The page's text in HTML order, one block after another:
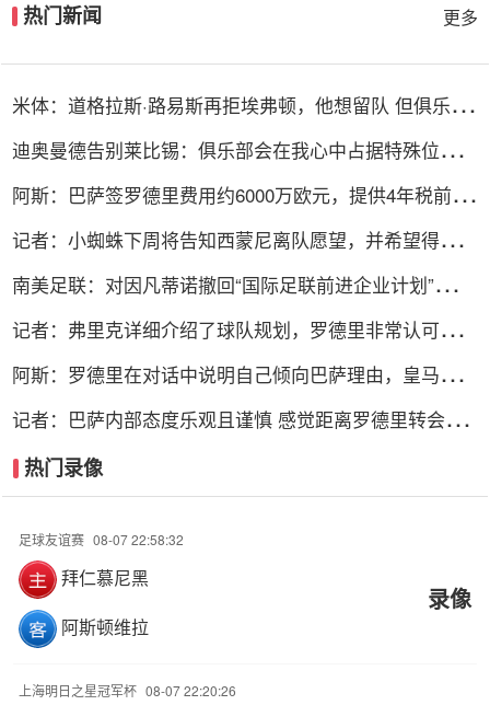
热门新闻 更多
米体：道格拉斯·路易斯再拒埃弗顿，他想留队 但俱乐部
迪奥曼德告别莱比锡：俱乐部会在我心中占据特殊位置，
阿斯：巴萨签罗德里费用约6000万欧元，提供4年税前
记者：小蜘蛛下周将告知西蒙尼离队愿望，并希望得到理
南美足联：对因凡蒂诺撤回“国际足联前进企业计划”提案
记者：弗里克详细介绍了球队规划，罗德里非常认可并选
阿斯：罗德里在对话中说明自己倾向巴萨理由，皇马对此
记者：巴萨内部态度乐观且谨慎 感觉距离罗德里转会完
热门录像
足球友谊赛 08-07 22:58:32
拜仁慕尼黑
阿斯顿维拉
录像
上海明日之星冠军杯 08-07 22:20:26